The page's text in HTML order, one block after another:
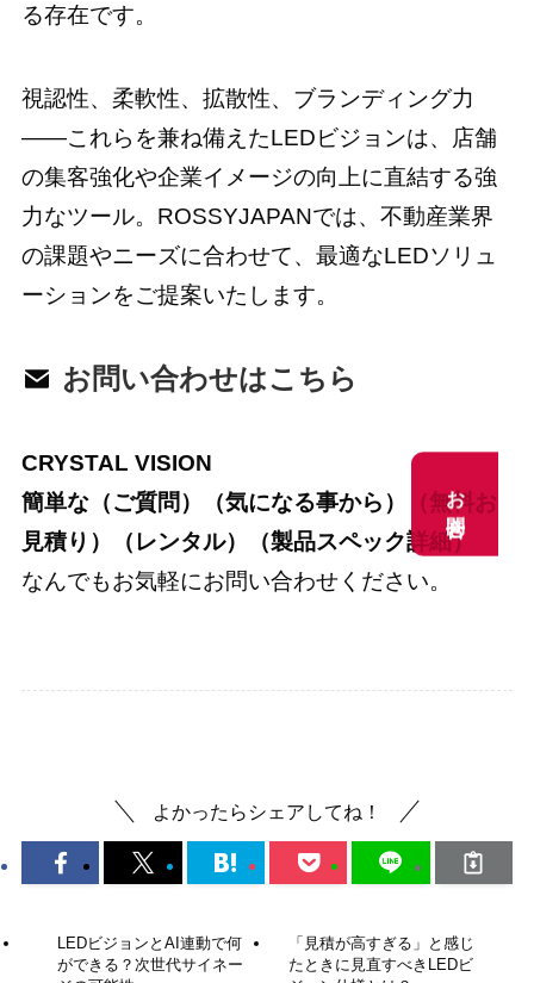
る存在です。
視認性、柔軟性、拡散性、ブランディング力
――これらを兼ね備えたLEDビジョンは、店舗
の集客強化や企業イメージの向上に直結する強
力なツール。ROSSYJAPANでは、不動産業界
の課題やニーズに合わせて、最適なLEDソリュ
ーションをご提案いたします。
お問い合わせはこちら
CRYSTAL VISION
簡単な（ご質問）（気になる事から）（無料お
見積り）（レンタル）（製品スペック詳細）
なんでもお気軽にお問い合わせください。
よかったらシェアしてね！
LEDビジョンとAI連動で何
ができる？次世代サイネー
「見積が高すぎる」と感じ
たときに見直すべきLEDビ
お問合せ
お問合せ